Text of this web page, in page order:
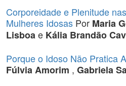
Corporeidade e Plenitude
Mulheres Idosas Por Maria
Lisboae Kália Brandão
Porque o Idoso Não Pratica
Fúlvia Amorim , Gabriela